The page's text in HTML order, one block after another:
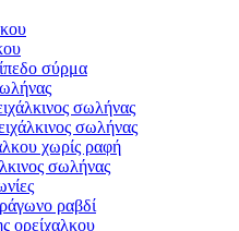
σύρμα
σωλήνας
σωλήνας
χωρίς ραφή
σωλήνας
ραβδί
ορείχαλκου